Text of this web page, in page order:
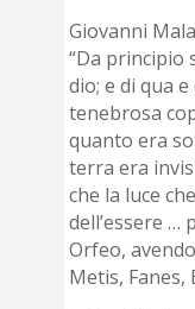
Giovanni
“Da principio
dio; e di qua
tenebrosa
quanto era
terra era
che la luce
dell’essere …
Orfeo,
Metis, Fanes,